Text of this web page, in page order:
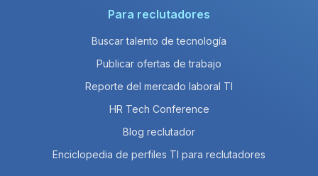
Para reclutadores
Buscar talento de tecnología
Publicar ofertas de trabajo
Reporte del mercado laboral TI
HR Tech Conference
Blog reclutador
Enciclopedia de perfiles TI para reclutadores